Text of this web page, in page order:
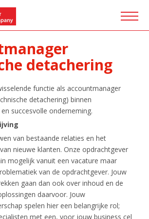
detachering
functie als accountmanager
detachering) binnen
succesvolle onderneming.
van bestaande relaties en het
nieuwe klanten. Onze opdrachtgever
mogelijk vanuit een vacature maar
van de opdrachtgever. Jouw
gaan dan ook over inhoud en de
daarvoor. Jouw
spelen hier een belangrijke rol;
met een, voor jouw business cel